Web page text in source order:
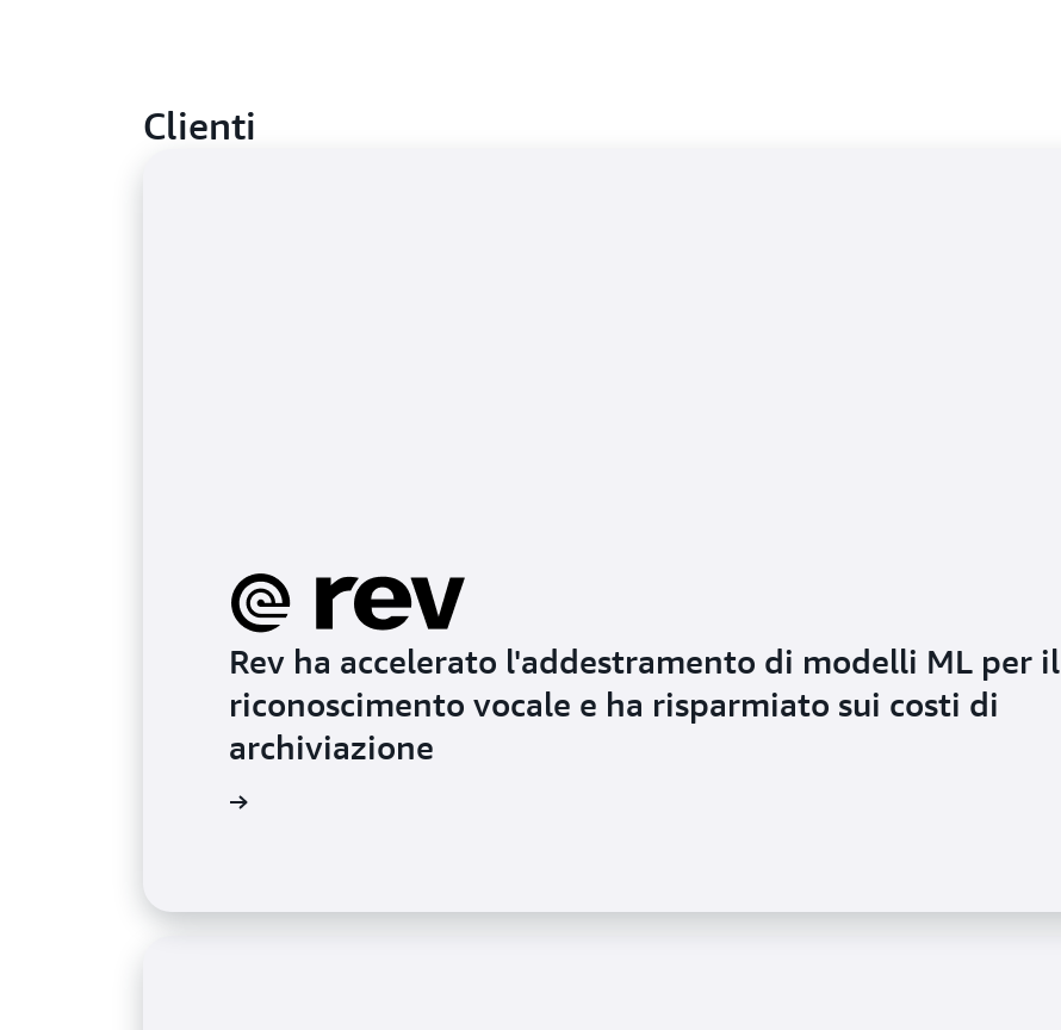
Clienti
Rev ha accelerato l'addestramento di modelli ML per il
riconoscimento vocale e ha risparmiato sui costi di
archiviazione